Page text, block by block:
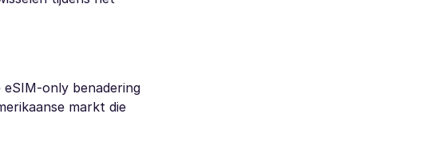
only benadering
markt die